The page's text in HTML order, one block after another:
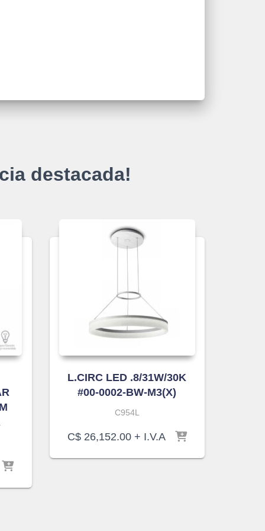
destacada!
L.CIRC LED .8/31W/30K
#00-0002-BW-M3(X)
C954L
C$26,152.00+ I.V.A